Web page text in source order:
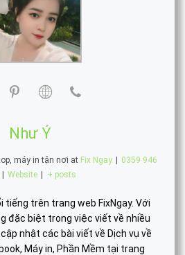
Như Ý
máy in tận nơi at Fix Ngay | 0359 946
| Website | + posts
tiếng trên trang web FixNgay. Với
đặc biệt trong việc viết về nhiều
nhật các bài viết về Dịch vụ về
Máy in, Phần Mềm tại trang